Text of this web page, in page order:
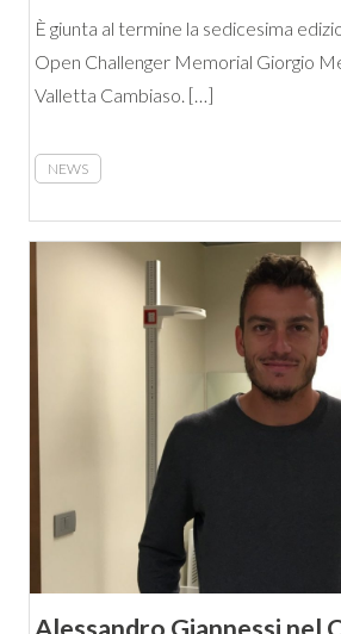
È giunta al termine la sedicesima
Open Challenger Memorial Giorgio
Valletta Cambiaso. […]
NEWS
Alessandro Giannessi nel